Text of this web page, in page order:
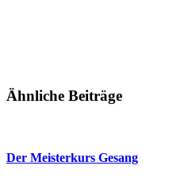
Ähnliche Beiträge
Der Meisterkurs Gesang